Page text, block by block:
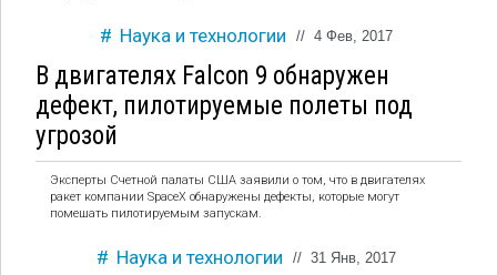
Наука и технологии // 4 Фев, 2017
В двигателях Falcon 9 обнаружен
дефект, пилотируемые полеты под
угрозой
Эксперты Счетной палаты США заявили о том, что в двигателях
ракет компании SpaceX обнаружены дефекты, которые могут
помешать пилотируемым запускам.
Наука и технологии // 31 Янв, 2017